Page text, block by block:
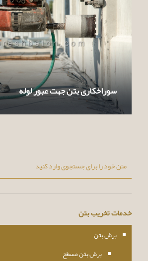
سوراخکاری بتن جهت عبور لوله
خدمات تخریب بتن
برش بتن
برش بتن مسطح